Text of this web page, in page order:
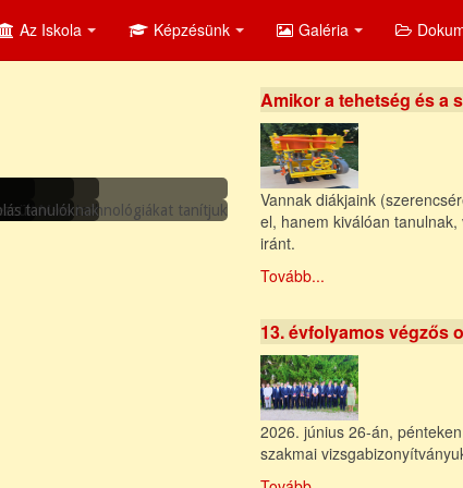
Az Iskola Képzésünk Galéria
CAM-es technológiákat tanítjuk
tanulóknak
Amikor a tehetség és a
Vannak diákjaink
el, hanem kiválóan
iránt.
Tovább...
13. évfolyamos végzős
2026. június 26-án,
szakmai